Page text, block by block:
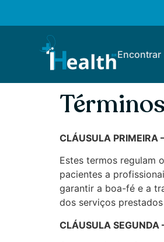
CLÁUSULA PRIMEIRA
Estes termos regulam
pacientes a
garantir a boa-fé e a
dos serviços
CLÁUSULA SEGUNDA